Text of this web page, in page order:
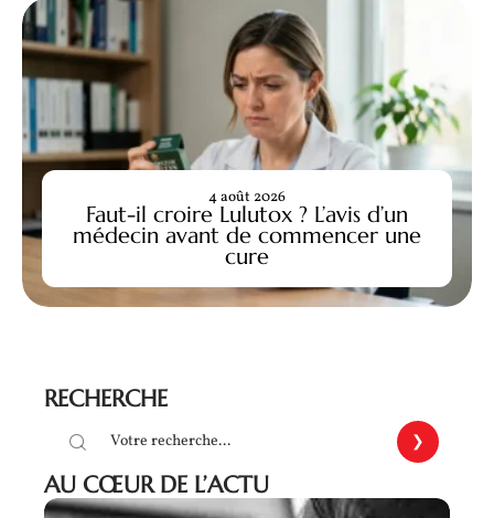
Faut-il croire Lulutox ? L’avis d’un
médecin avant de commencer une
cure
4 août 2026
RECHERCHE
AU CŒUR DE L’ACTU